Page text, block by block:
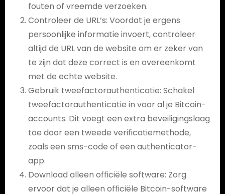
fouten of vreemde verzoeken.
Controleer de URL’s: Voordat je ergens
persoonlijke informatie invoert, controleer
altijd de URL van de website om er zeker van
te zijn dat deze correct is en overeenkomt
met de echte website.
Gebruik tweefactorauthenticatie: Schakel
tweefactorauthenticatie in voor al je Bitcoin-
accounts. Dit voegt een extra beveiligingslaag
toe door een tweede verificatiemethode,
zoals een sms-code of een authenticator-
app.
Download alleen officiële software: Zorg
ervoor dat je alleen officiële Bitcoin-software